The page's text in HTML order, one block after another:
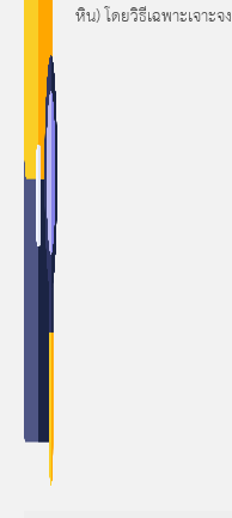
หิน) โดยวิธีเฉพาะเจาะจง